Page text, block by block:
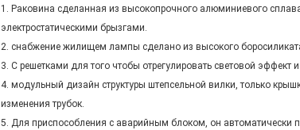
1. Раковина сделанная из высокопрочного алюминиевого
электростатическими брызгами.
2. снабжение жилищем лампы сделано из высокого
3. С решетками для того чтобы отрегулировать световой эффект
4. модульный дизайн структуры штепсельной вилки, только
изменения трубок.
5. Для приспособления с аварийным блоком, он автоматически